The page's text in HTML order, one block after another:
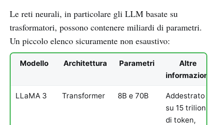
Le reti neurali, in particolare gli LLM basate su
trasformatori, possono contenere miliardi di parametri.
Un piccolo elenco sicuramente non esaustivo:
Modello Architettura Parametri
Altre
informazioni
LLaMA 3 Transformer 8B e 70B
Addestrato
su 15 trilioni
di token,